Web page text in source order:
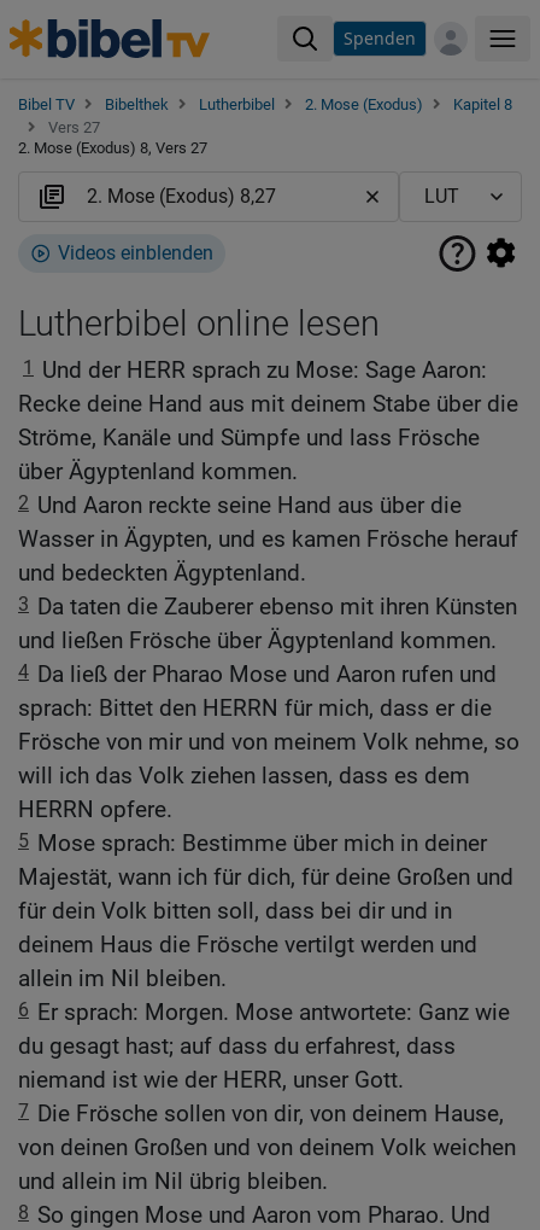
Spenden
Bibel TV Bibelthek Lutherbibel 2. Mose (Exodus)
Kapitel 8
Vers 27
2. Mose (Exodus) 8, Vers 27
Videos einblenden
Lutherbibel online lesen
1 Und der HERR sprach zu Mose: Sage Aaron:
Recke deine Hand aus mit deinem Stabe über die
Ströme, Kanäle und Sümpfe und lass Frösche
über Ägyptenland kommen.
2 Und Aaron reckte seine Hand aus über die
Wasser in Ägypten, und es kamen Frösche herauf
und bedeckten Ägyptenland.
3 Da taten die Zauberer ebenso mit ihren Künsten
und ließen Frösche über Ägyptenland kommen.
4 Da ließ der Pharao Mose und Aaron rufen und
sprach: Bittet den HERRN für mich, dass er die
Frösche von mir und von meinem Volk nehme, so
will ich das Volk ziehen lassen, dass es dem
HERRN opfere.
5 Mose sprach: Bestimme über mich in deiner
Majestät, wann ich für dich, für deine Großen und
für dein Volk bitten soll, dass bei dir und in
deinem Haus die Frösche vertilgt werden und
allein im Nil bleiben.
6 Er sprach: Morgen. Mose antwortete: Ganz wie
du gesagt hast; auf dass du erfahrest, dass
niemand ist wie der HERR, unser Gott.
7 Die Frösche sollen von dir, von deinem Hause,
von deinen Großen und von deinem Volk weichen
und allein im Nil übrig bleiben.
8 So gingen Mose und Aaron vom Pharao. Und